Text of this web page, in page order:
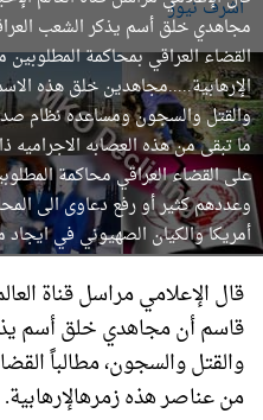
أشرف نيوز
مجاهدي خلق أسم يذكر الشعب
القضاء العراقي بمحاكمة
الإرهابية.....مجاهدين خلق هذه
والقتل والسجون ومساعده نظام
ما تبقى من هذه العصابه الاجراميه
على القضاء العراقي محاكمة
وعددهم كثير أو رفع دعاوى الى
أمريكا والكيان الصهيوني في
قال الإعلامي مراسل قناة
قاسم أن مجاهدي خلق أسم
والقتل والسجون، مطالباً
من عناصر هذه زمرهالإرهابية.